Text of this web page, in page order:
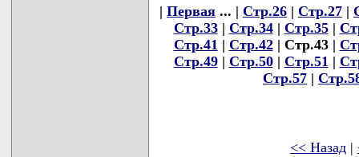
| Первая ... | Стр.26 | Стр.27 |
Стр.33| Стр.34| Стр.35|
Стр.41 | Стр.42| Стр.43 |
Стр.49| Стр.50| Стр.51 |
Стр.57 |
<< Назад |